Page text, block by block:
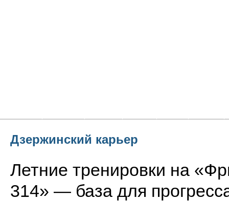
Дзержинский карьер
Летние тренировки на
314» — база для